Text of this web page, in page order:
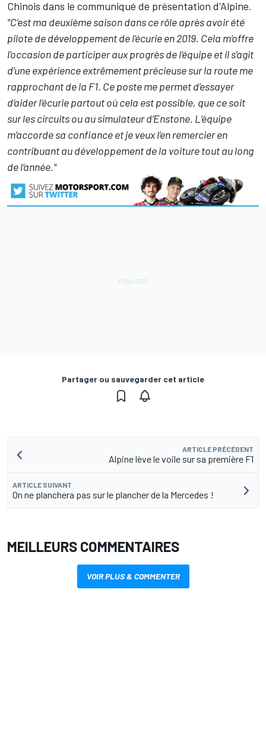
Chinois dans le communiqué de présentation d'Alpine.
"C’est ma deuxième saison dans ce rôle après avoir été
pilote de développement de l’écurie en 2019. Cela m’offre
l’occasion de participer aux progrès de l’équipe et il s’agit
d’une expérience extrêmement précieuse sur la route me
rapprochant de la F1. Ce poste me permet d’essayer
d’aider l’écurie partout où cela est possible, que ce soit
sur les circuits ou au simulateur d’Enstone. L’équipe
m’accorde sa confiance et je veux l’en remercier en
contribuant au développement de la voiture tout au long
de l’année."
Partager ou sauvegarder cet article
ARTICLE PRÉCÉDENT
Alpine lève le voile sur sa première F1
ARTICLE SUIVANT
On ne planchera pas sur le plancher de la Mercedes !
MEILLEURS COMMENTAIRES
VOIR PLUS & COMMENTER